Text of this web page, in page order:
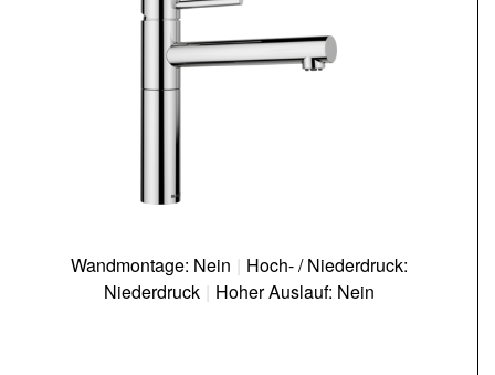
Wandmontage: Nein | Hoch- / Niederdruck:
Niederdruck | Hoher Auslauf: Nein